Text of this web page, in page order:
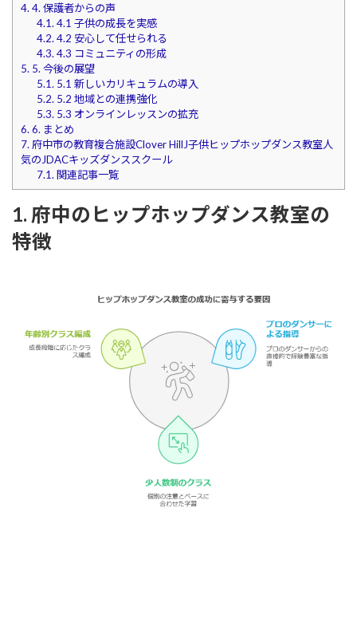
4. 4. 保護者からの声
4.1. 4.1 子供の成長を実感
4.2. 4.2 安心して任せられる
4.3. 4.3 コミュニティの形成
5. 5. 今後の展望
5.1. 5.1 新しいカリキュラムの導入
5.2. 5.2 地域との連携強化
5.3. 5.3 オンラインレッスンの拡充
6. 6. まとめ
7. 府中市の教育複合施設Clover HillJ子供ヒップホップダンス教室人
気のJDACキッズダンススクール
7.1. 関連記事一覧
1. 府中のヒップホップダンス教室の
特徴